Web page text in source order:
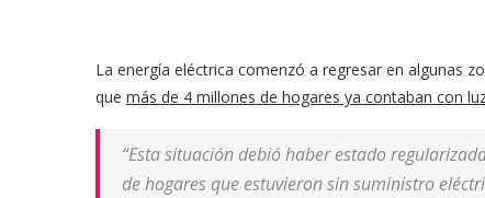
La energía eléctrica comenzó a regresar en algunas
que más de 4 millones de hogares ya contaban con
“Esta situación debió haber estado
de hogares que estuvieron sin suministro